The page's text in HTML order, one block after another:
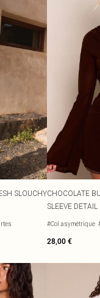
SLOUCHYCHOCOLATE
SLEEVE
#Col asymétrique
28,00 €